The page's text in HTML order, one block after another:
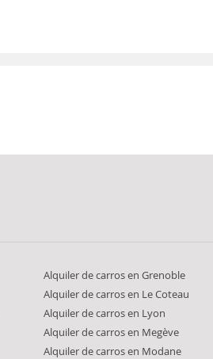
Alquiler de carros en Grenoble
Alquiler de carros en Le Coteau
Alquiler de carros en Lyon
Alquiler de carros en Megève
Alquiler de carros en Modane